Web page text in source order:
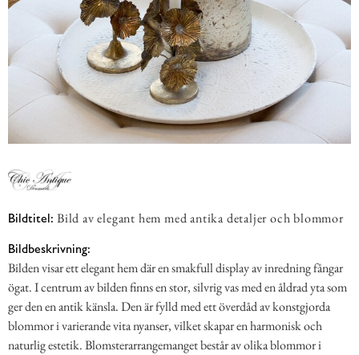
Bildtitel: Bild av elegant hem med antika detaljer och blommor
Bildbeskrivning:
Bilden visar ett elegant hem där en smakfull display av inredning fångar
ögat. I centrum av bilden finns en stor, silvrig vas med en åldrad yta som
ger den en antik känsla. Den är fylld med ett överdåd av konstgjorda
blommor i varierande vita nyanser, vilket skapar en harmonisk och
naturlig estetik. Blomsterarrangemanget består av olika blommor i